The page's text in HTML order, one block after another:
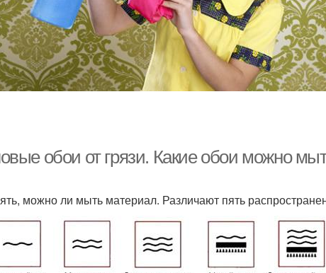
обои от грязи. Какие обои можно
можно ли мыть материал. Различают пять